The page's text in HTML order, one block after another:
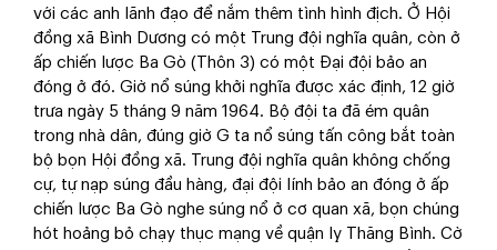
với các anh lãnh đạo để nắm thêm tình hình địch. Ở Hội
đồng xã Bình Dương có một Trung đội nghĩa quân, còn ở
ấp chiến lược Ba Gò (Thôn 3) có một Đại đội bảo an
đóng ở đó. Giờ nổ súng khởi nghĩa được xác định, 12 giờ
trưa ngày 5 tháng 9 năm 1964. Bộ đội ta đã ém quân
trong nhà dân, đúng giờ G ta nổ súng tấn công bắt toàn
bộ bọn Hội đồng xã. Trung đội nghĩa quân không chống
cự, tự nạp súng đầu hàng, đại đội lính bảo an đóng ở ấp
chiến lược Ba Gò nghe súng nổ ở cơ quan xã, bọn chúng
hót hoảng bỏ chạy thục mạng về quận lỵ Thăng Bình. Cờ